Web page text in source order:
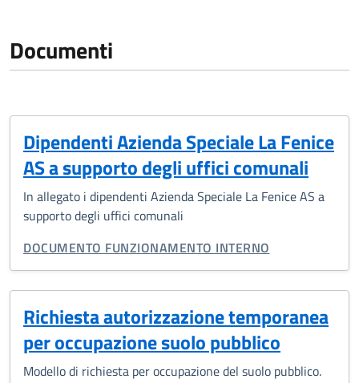
Documenti
Dipendenti Azienda Speciale La Fenice
AS a supporto degli uffici comunali
In allegato i dipendenti Azienda Speciale La Fenice AS a
supporto degli uffici comunali
TIPO DI DOCUMENTO:
DOCUMENTO FUNZIONAMENTO INTERNO
Richiesta autorizzazione temporanea
per occupazione suolo pubblico
Modello di richiesta per occupazione del suolo pubblico.